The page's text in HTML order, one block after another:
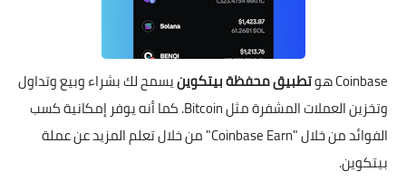
Coinbase هو تطبيق محفظة بيتكوينيسمح لك بشراء وبيع وتداول
وتخزين العملات المشفرة مثل Bitcoin. كما أنه يوفر إمكانية كسب
الفوائد من خلال "Coinbase Earn" من خلال تعلم المزيد عن عملة
بيتكوين.